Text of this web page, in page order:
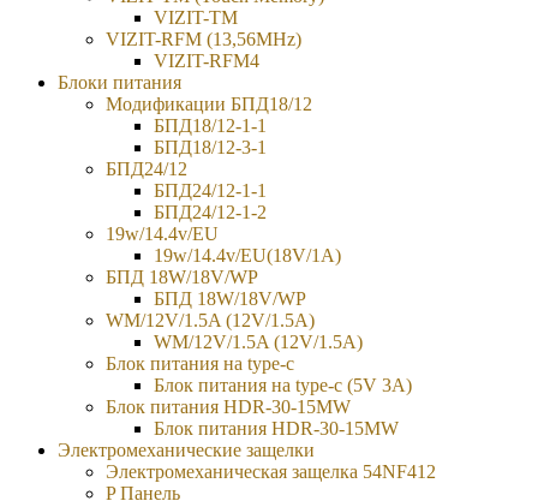
VIZIT-TM
VIZIT-RFM (13,56MHz)
VIZIT-RFM4
Блоки питания
Модификации БПД18/12
БПД18/12-1-1
БПД18/12-3-1
БПД24/12
БПД24/12-1-1
БПД24/12-1-2
19w/14.4v/EU
19w/14.4v/EU(18V/1А)
БПД 18W/18V/WP
БПД 18W/18V/WP
WM/12V/1.5A (12V/1.5A)
WM/12V/1.5A (12V/1.5A)
Блок питания на type-c
Блок питания на type-c (5V 3A)
Блок питания HDR-30-15MW
Блок питания HDR-30-15MW
Электромеханические защелки
Электромеханическая защелка 54NF412
P Панель